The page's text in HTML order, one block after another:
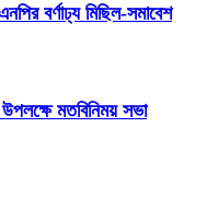
বর্ণাঢ্য মিছিল-সমাবেশ
মতবিনিময় সভা